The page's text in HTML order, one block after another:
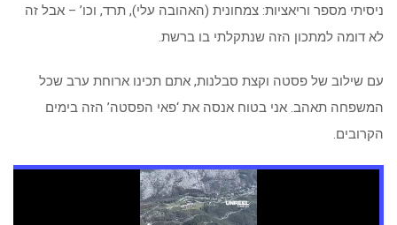
ניסיתי מספר וריאציות: צמחונית (האהובה עלי), תרד, וכו’ – אבל זה
לא דומה למתכון הזה שנתקלתי בו ברשת.
עם שילוב של פסטה וקצת סבלנות, אתם תכינו ארוחת ערב שכל
המשפחה תאהב. אני בטוח אנסה את ‘פאי הפסטה’ הזה בימים
הקרובים.